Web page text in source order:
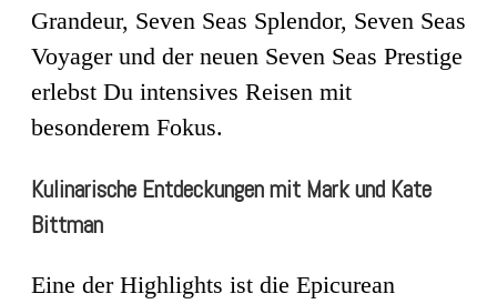
Grandeur, Seven Seas Splendor, Seven Seas
Voyager und der neuen Seven Seas Prestige
erlebst Du intensives Reisen mit
besonderem Fokus.
Kulinarische Entdeckungen mit Mark und Kate
Bittman
Eine der Highlights ist die Epicurean